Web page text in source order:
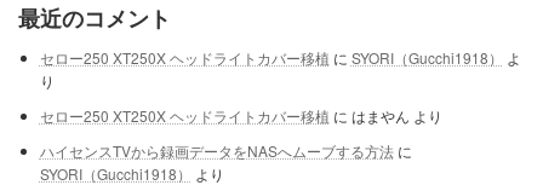
最近のコメント
セロー250 XT250X ヘッドライトカバー移植 に SYORI（Gucchi1918）
よ
り
セロー250 XT250X ヘッドライトカバー移植 に はまやん より
ハイセンスTVから録画データをNASへムーブする方法に
SYORI（Gucchi1918）
より